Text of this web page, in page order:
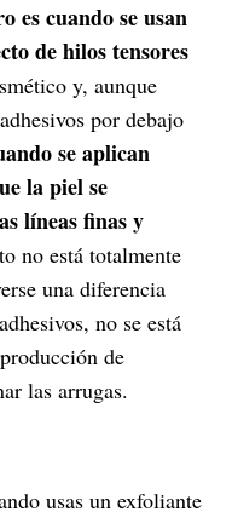
es cuando se usan
de hilos tensores
y, aunque
por debajo
se aplican
la piel se
líneas finas y
no está totalmente
una diferencia
no se está
de
las arrugas.
usas un exfoliante